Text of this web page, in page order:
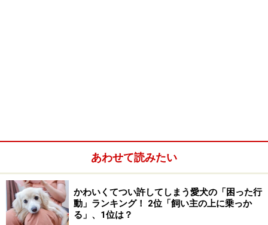
あわせて読みたい
かわいくてつい許してしまう愛犬の「困った行
動」ランキング！ 2位「飼い主の上に乗っか
る」、1位は？